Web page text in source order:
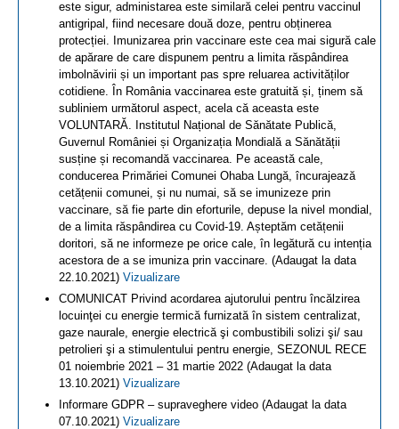
este sigur, administarea este similară celei pentru vaccinul
antigripal, fiind necesare două doze, pentru obținerea
protecției. Imunizarea prin vaccinare este cea mai sigură cale
de apărare de care dispunem pentru a limita răspândirea
imbolnăvirii și un important pas spre reluarea activităților
cotidiene. În România vaccinarea este gratuită și, ținem să
subliniem următorul aspect, acela că aceasta este
VOLUNTARĂ. Institutul Național de Sănătate Publică,
Guvernul României și Organizația Mondială a Sănătății
susține și recomandă vaccinarea. Pe această cale,
conducerea Primăriei Comunei Ohaba Lungă, încurajează
cetățenii comunei, și nu numai, să se imunizeze prin
vaccinare, să fie parte din eforturile, depuse la nivel mondial,
de a limita răspândirea cu Covid-19. Așteptăm cetățenii
doritori, să ne informeze pe orice cale, în legătură cu intenția
acestora de a se imuniza prin vaccinare. (Adaugat la data
22.10.2021) Vizualizare
COMUNICAT Privind acordarea ajutorului pentru încălzirea
locuinţei cu energie termică furnizată în sistem centralizat,
gaze naurale, energie electrică şi combustibili solizi şi/ sau
petrolieri şi a stimulentului pentru energie, SEZONUL RECE
01 noiembrie 2021 – 31 martie 2022 (Adaugat la data
13.10.2021) Vizualizare
Informare GDPR – supraveghere video (Adaugat la data
07.10.2021) Vizualizare